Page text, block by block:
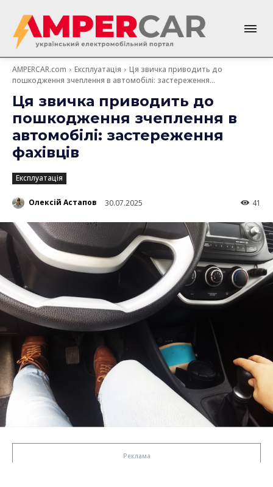
AMPERCAR.com Експлуатація
Ця звичка приводить до
пошкодження зчеплення в автомобілі: застереження...
Ця звичка приводить до
пошкодження зчеплення в
автомобілі: застереження
фахівців
Експлуатація
Олексій Астапов 30.07.2025 41